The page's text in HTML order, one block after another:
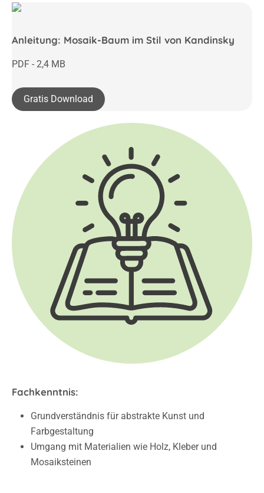
Anleitung: Mosaik-Baum im Stil von Kandinsky
PDF - 2,4 MB
Gratis Download
Fachkenntnis:
Grundverständnis für abstrakte Kunst und
Farbgestaltung
Umgang mit Materialien wie Holz, Kleber und
Mosaiksteinen